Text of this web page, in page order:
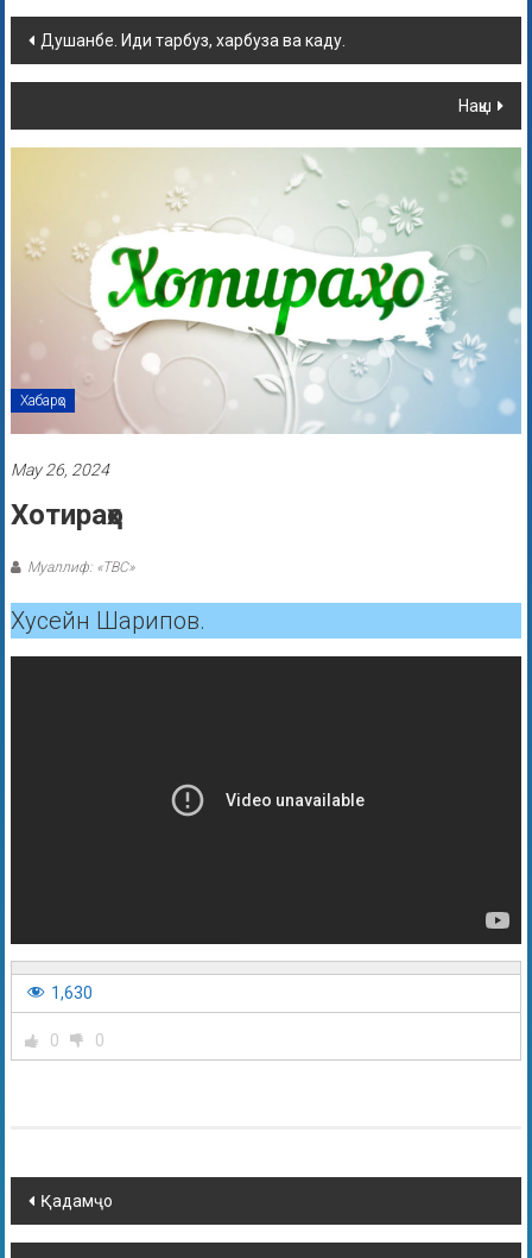
Душанбе. Иди тарбуз, харбуза ва каду.
Нақш
Хабарҳо
May 26, 2024
Хотираҳо
Муаллиф: «ТВС»
Хусейн Шарипов.
1,630
0 0
Қадамҷо